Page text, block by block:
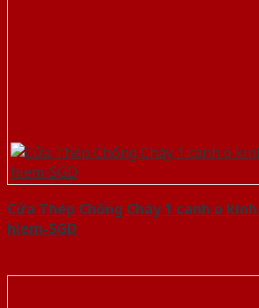
Cửa Thép Chống Cháy 1 canh o
hiem-SGD